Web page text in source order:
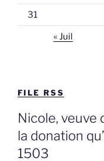
31
« Juil
FILE RSS
Nicole, veuve
la donation
1503